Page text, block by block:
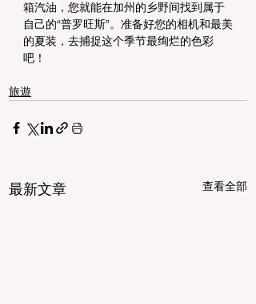
箱汽油，您就能在加州的乡野间找到属于
自己的“普罗旺斯”。准备好您的相机和最美
的夏装，去捕捉这个季节最绚烂的色彩
吧！
旅遊
最新文章 查看全部